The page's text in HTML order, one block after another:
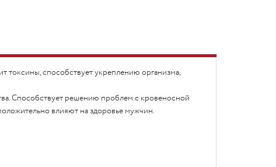
токсины, способствует укреплению организма,
Способствует решению проблем с кровеносной
влияют на здоровье мужчин.